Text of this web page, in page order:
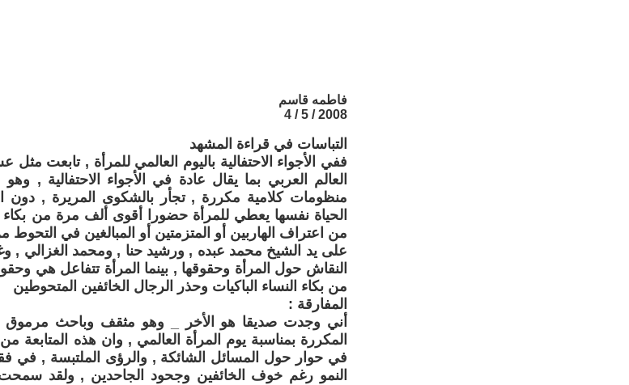
فاطمه قاسم
2008 / 5 / 4
التباسات في قراءة المشهد
ففي الأجواء الاحتفالية باليوم العالمي للمرأة , تابعت
العالم العربي بما يقال عادة في الأجواء الاحتفالية
منظومات كلامية مكررة , تجأر بالشكوى المريرة , دون
الحياة نفسها يعطي للمرأة حضورا أقوى ألف مرة من
من اعتراف الهاربين أو المتزمتين أو المبالغين في التحوط
على يد الشيخ محمد عبده , ورشيد حنا , ومحمد الغزالي ,
النقاش حول المرأة وحقوقها , بينما المرأة تتفاعل هي
من بكاء النساء الباكيات وحذر الرجال الخائفين المتحوطين
المفارقة :
أني وجدت صديقا هو الأخر _ وهو مثقف وباحث مرموق ,
المكررة بمناسبة يوم المرأة العالمي , وان هذه المتابعة
في حوار حول المسائل الشائكة , والرؤى الملتبسة , في
النمو رغم خوف الخائفين وجحود الجاحدين , ولقد